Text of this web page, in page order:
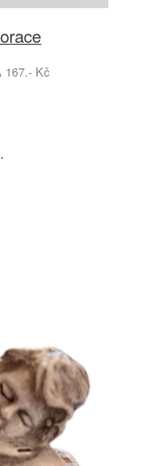
167.- Kč